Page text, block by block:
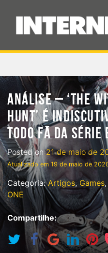
ANÁLISE – ‘THE
HUNT’ É
TODO FÃ DA SÉRIE
Posted on21 de maio de
Atualizado em 19 de maio de
Categoria:Artigos, Games,
ONE
Compartilhe: